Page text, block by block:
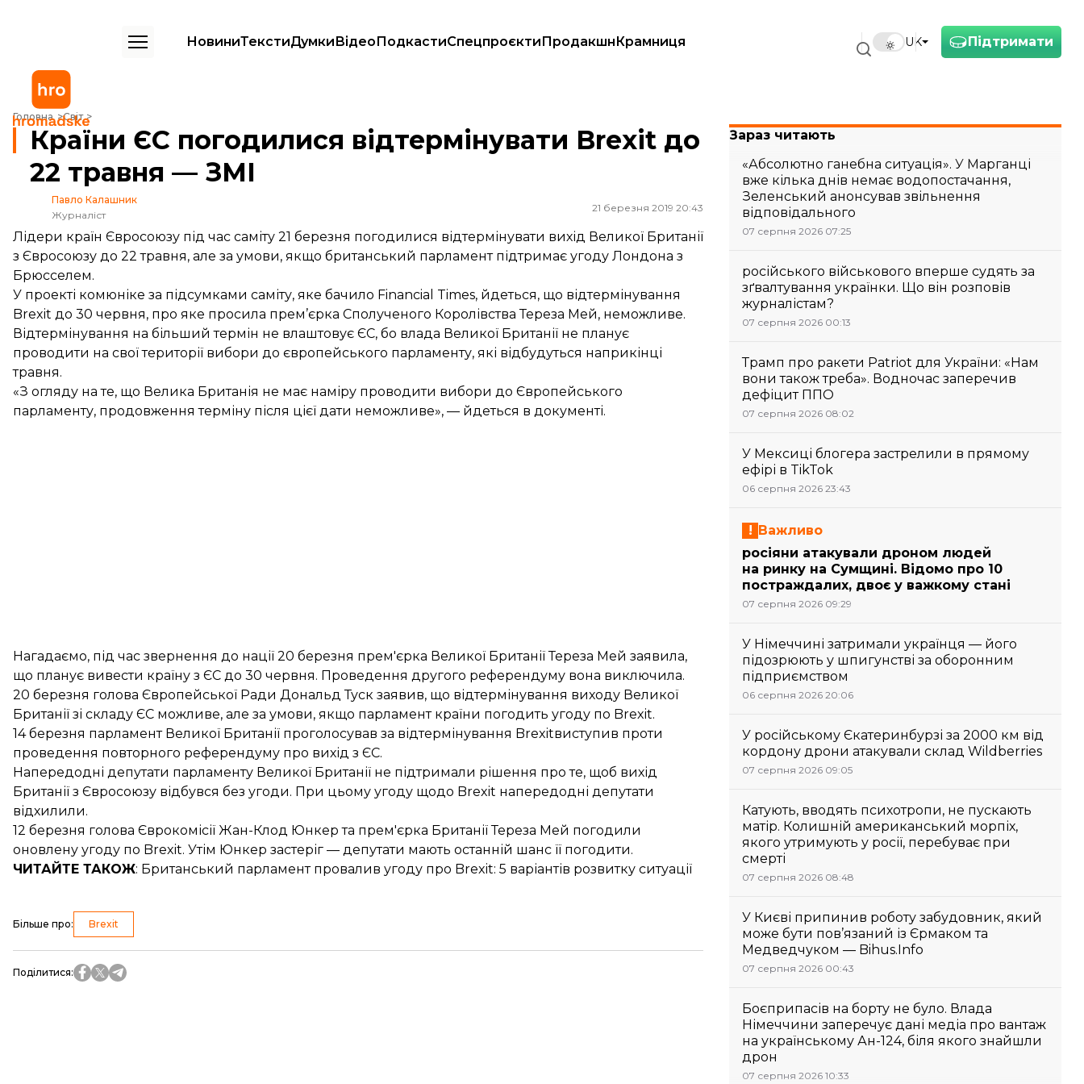
Підтримати
UK
НовиниТекстиДумкиВідеоПодкастиСпецпроєктиПродакшнКрамниця
Головна Світ
Країни ЄС погодилися відтермінувати Brexit до 22 травня — ЗМІ
Країни ЄС погодилися відтермінувати Brexit до
22 травня — ЗМІ
Павло Калашник
Журналіст
21 березня 2019 20:43
Лідери країн Євросоюзу під час саміту 21 березня погодилися відтермінувати вихід Великої Британії
з Євросоюзу до 22 травня, але за умови, якщо британський парламент підтримає угоду Лондона з
Брюсселем.
У проекті комюніке за підсумками саміту, яке бачило Financial Times, йдеться, що відтермінування
Brexit до 30 червня, про яке просила прем’єрка Сполученого Королівства Тереза Мей, неможливе.
Відтермінування на більший термін не влаштовує ЄС, бо влада Великої Британії не планує
проводити на свої території вибори до європейського парламенту, які відбудуться наприкінці
травня.
«З огляду на те, що Велика Британія не має наміру проводити вибори до Європейського
парламенту, продовження терміну після цієї дати неможливе», — йдеться в документі.
Нагадаємо, під час звернення до нації 20 березня прем'єрка Великої Британії Тереза Мей заявила,
що планує вивести країну з ЄС до 30 червня. Проведення другого референдуму вона виключила.
20 березня голова Європейської Ради Дональд Туск заявив, що відтермінування виходу Великої
Британії зі складу ЄС можливе, але за умови, якщо парламент країни погодить угоду по Brexit.
14 березня парламент Великої Британії проголосував за відтермінування Brexitвиступив проти
проведення повторного референдуму про вихід з ЄС.
Напередодні депутати парламенту Великої Британії не підтримали рішення про те, щоб вихід
Британії з Євросоюзу відбувся без угоди. При цьому угоду щодо Brexit напередодні депутати
відхилили.
12 березня голова Єврокомісії Жан-Клод Юнкер та прем'єрка Британії Тереза Мей погодили
оновлену угоду по Brexit. Утім Юнкер застеріг — депутати мають останній шанс її погодити.
ЧИТАЙТЕ ТАКОЖ: Британський парламент провалив угоду про Brexit: 5 варіантів розвитку ситуації
Більше про: Brexit
Поділитися:
Зараз читають
«Абсолютно ганебна ситуація». У Марганці
вже кілька днів немає водопостачання,
Зеленський анонсував звільнення
відповідального
07 серпня 2026 07:25
російського військового вперше судять за
зґвалтування українки. Що він розповів
журналістам?
07 серпня 2026 00:13
Трамп про ракети Patriot для України: «Нам
вони також треба». Водночас заперечив
дефіцит ППО
07 серпня 2026 08:02
У Мексиці блогера застрелили в прямому
ефірі в TikTok
06 серпня 2026 23:43
Важливо
росіяни атакували дроном людей
на ринку на Сумщині. Відомо про 10
постраждалих, двоє у важкому стані
07 серпня 2026 09:29
У Німеччині затримали українця — його
підозрюють у шпигунстві за оборонним
підприємством
06 серпня 2026 20:06
У російському Єкатеринбурзі за 2000 км від
кордону дрони атакували склад Wildberries
07 серпня 2026 09:05
Катують, вводять психотропи, не пускають
матір. Колишній американський морпіх,
якого утримують у росії, перебуває при
смерті
07 серпня 2026 08:48
У Києві припинив роботу забудовник, який
може бути пов’язаний із Єрмаком та
Медведчуком — Bihus.Info
07 серпня 2026 00:43
Боєприпасів на борту не було. Влада
Німеччини заперечує дані медіа про вантаж
на українському Ан-124, біля якого знайшли
дрон
07 серпня 2026 10:33